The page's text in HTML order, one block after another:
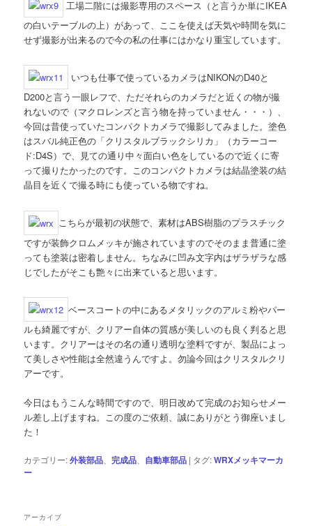
工場二階には撮影専用のスペース（と言うか単にIKEA
の白いテーブルの上）があって、ここを使えば天気や時間を気に
せず撮影が出来るので今の私の仕事にはかなり重宝しています。
いつも仕事で使っているカメラはNIKONのD40と
D200と言う一眼レフで、ただそれらのカメラだと近くの物が撮
れないので（マクロレンズと言う物を持っていません・・・）、
今回は昔使っていたコンパクトカメラで撮影してみました。塗色
はスバル純正色の「クリスタルブラックシリカ」（カラーコー
ド:D4S）で、見ての通り中々面白い色をしているので近くに寄
って撮りたかったのです。このコンパクトカメラは結晶塗装の結
晶目を近くで撮る時にも使っている物ですね。
こちらが最初の状態で、素材はABS樹脂のプラスチック
ですが装飾クロムメッキが施されていますのでそのまま普通に塗
っても塗装は密着しません。ちなみに凹み文字内はザラザラな感
じでしたがそこも艶々に出来ていると思います。
ベースコートの中にあるメタリックのアルミ粉やパー
ルも綺麗ですが、クリアー自体の質感が美しいのも良く判ると思
います。クリアーはその名の通り透明な塗料ですが、製品によっ
て美しさや性能は全然違うんですよ。勿論今回はクリスタルクリ
アーです。
今日はもうこんな時間ですので、明日改めて完成のお知らせメー
ル差し上げますね。この度のご依頼、誠にありがとう御座いまし
た！
カテゴリー:外装部品 、完成品 自動車部品 | タグ:WRXメッキマーカ
ー
アーカイブ